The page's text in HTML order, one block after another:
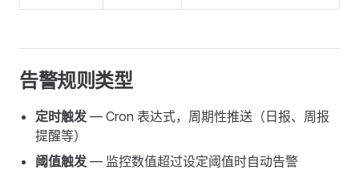
告警规则类型
定时触发 — Cron 表达式，周期性推送（日报、周报
提醒等）
阈值触发 — 监控数值超过设定阈值时自动告警